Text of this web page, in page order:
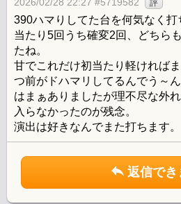
2026/02/28 22:27 #5719582 評
390ハマりしてた台を何気なく
当たり5回うち確変2回、どちら
たね。
甘でこれだけ初当たり軽ければ
つ前がドハマリしてるんでう～
はまぁありましたが理不尽な外
入らなかったのが残念。
演出は好きなんでまた打ちます。
返信でき